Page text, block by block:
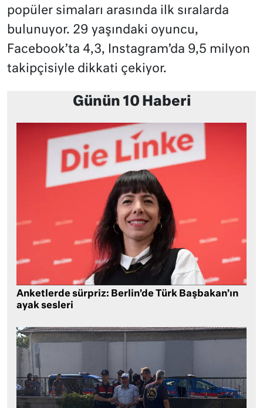
popüler simaları arasında ilk sıralarda
bulunuyor. 29 yaşındaki oyuncu,
Facebook’ta 4,3, Instagram’da 9,5 milyon
takipçisiyle dikkati çekiyor.
Günün 10 Haberi
Anketlerde sürpriz: Berlin’de Türk Başbakan’ın
ayak sesleri